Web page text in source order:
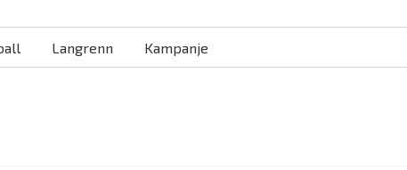
Langrenn Kampanje